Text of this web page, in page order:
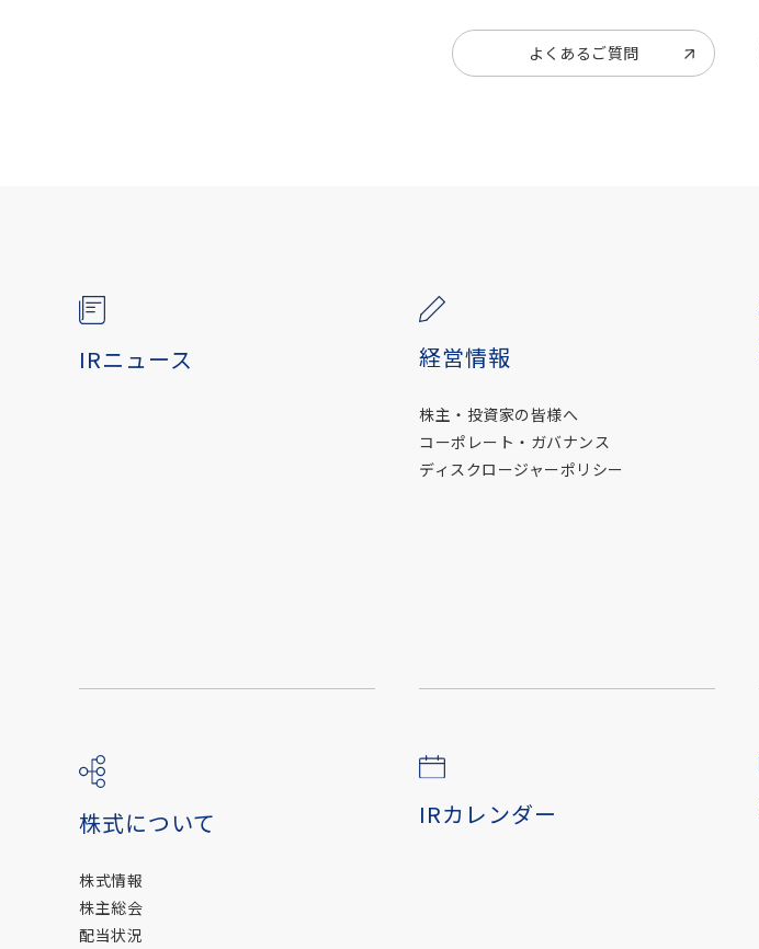
よくあるご質問
IRニュース 経営情報
株主・投資家の皆様へ
コーポレート・ガバナンス
ディスクロージャーポリシー
株式について
株式情報
株主総会
配当状況
IRカレンダー